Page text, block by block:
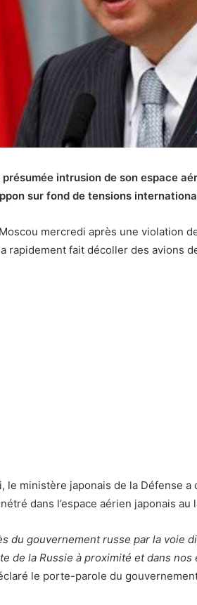
intrusion de son espace
sur fond de tensions
mercredi après une violation
rapidement fait décoller des avions
le ministère japonais de la Défense
dans l’espace aérien japonais au
du gouvernement russe par la voie
de la Russie à proximité et dans
le porte-parole du